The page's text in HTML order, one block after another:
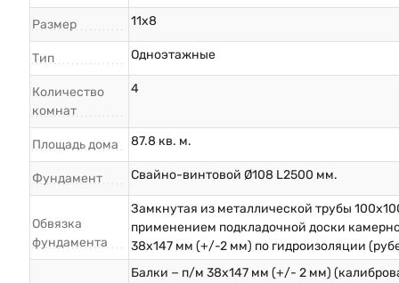
Размер 11x8
Тип Одноэтажные
Количество
комнат
4
Площадь дома 87.8 кв. м.
Фундамент Свайно-винтовой Ø108 L2500 мм.
Обвязка
фундамента
Замкнутая из металлической трубы
применением подкладочной доски
38х147 мм (+/-2 мм) по гидроизоляции
Балки − п/м 38х147 мм (+/- 2 мм)